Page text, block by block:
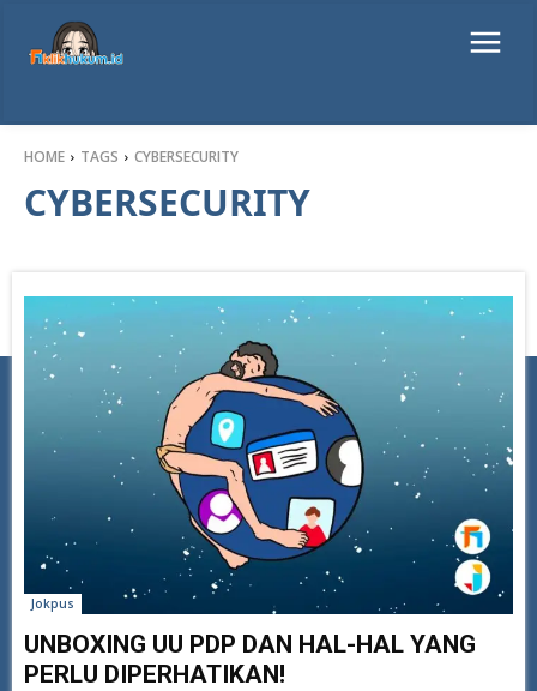
HOME TAGS CYBERSECURITY
CYBERSECURITY
Jokpus
UNBOXING UU PDP DAN HAL-HAL YANG
PERLU DIPERHATIKAN!